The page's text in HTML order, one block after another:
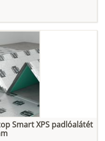
Smart XPS padlóalátét